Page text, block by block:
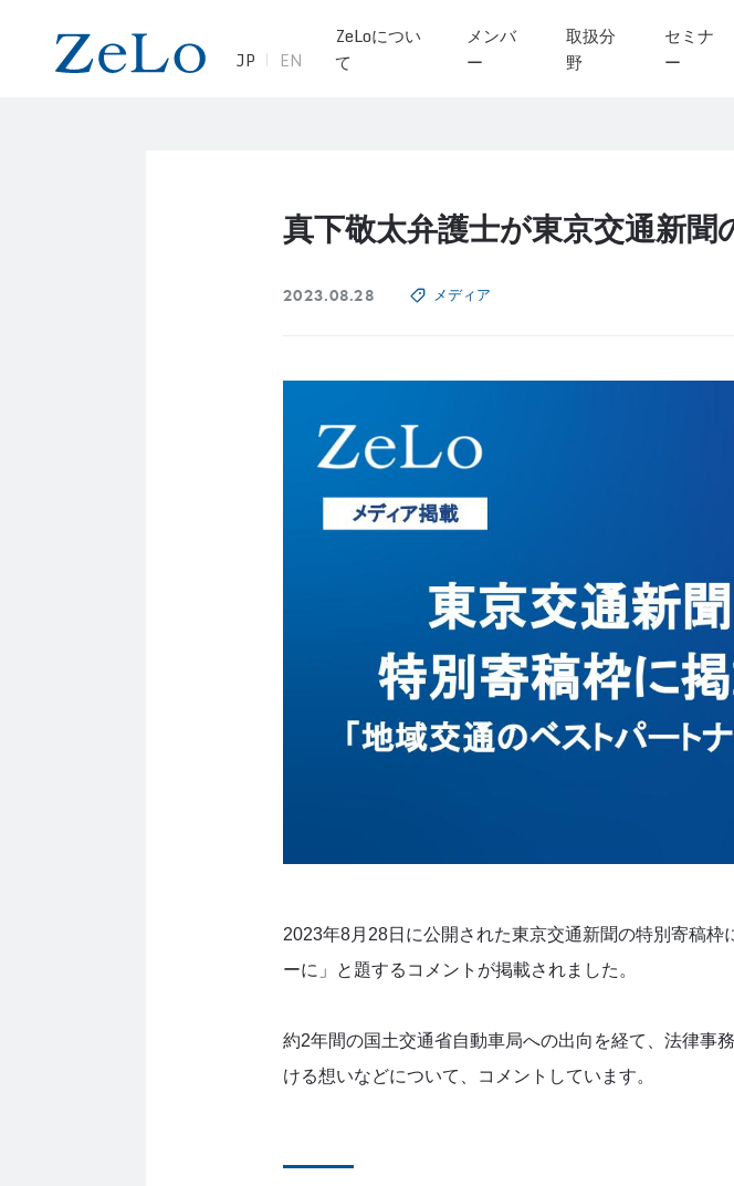
JP EN
ZeLoについ
て
メンバ
ー
取扱分
野
セミナ
ー
真下敬太弁護士が東京交通新聞
2023.08.28 メディア
2023年8月28日に公開された東京交通新聞の特別寄稿
ーに」と題するコメントが掲載されました。
約2年間の国土交通省自動車局への出向を経て、法律事
ける想いなどについて、コメントしています。